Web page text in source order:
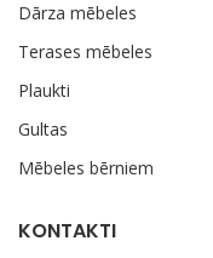
Dārza mēbeles
Terases mēbeles
Plaukti
Gultas
Mēbeles bērniem
KONTAKTI